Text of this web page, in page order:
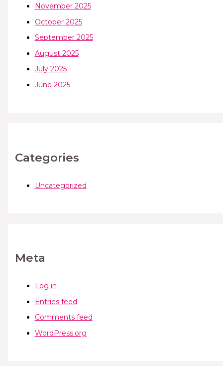
November 2025
October 2025
September 2025
August 2025
July 2025
June 2025
Categories
Uncategorized
Meta
Log in
Entries feed
Comments feed
WordPress.org